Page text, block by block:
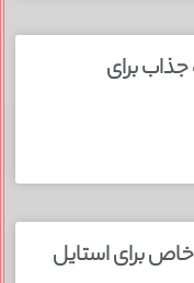
۱۵ ایده‌ جذاب برای
۱۵ عکس خاص برای استایل